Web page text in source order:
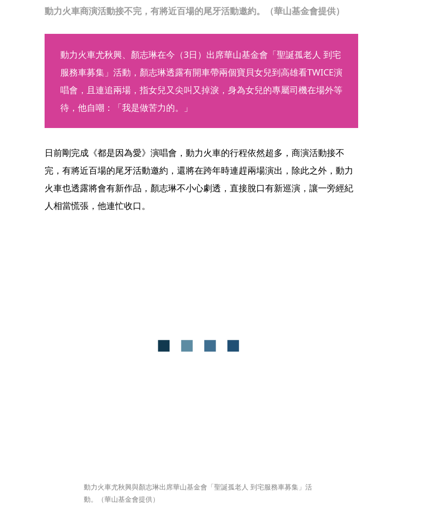
動力火車商演活動接不完，有將近百場的尾牙活動邀約。（華山基金會提供）
動力火車尤秋興、顏志琳在今（3日）出席華山基金會「聖誕孤老人 到宅
服務車募集」活動，顏志琳透露有開車帶兩個寶貝女兒到高雄看TWICE演
唱會，且連追兩場，指女兒又尖叫又掉淚，身為女兒的專屬司機在場外等
待，他自嘲：「我是做苦力的。」
日前剛完成《都是因為愛》演唱會，動力火車的行程依然超多，商演活動接不
完，有將近百場的尾牙活動邀約，還將在跨年時連趕兩場演出，除此之外，動力
火車也透露將會有新作品，顏志琳不小心劇透，直接脫口有新巡演，讓一旁經紀
人相當慌張，他連忙收口。
動力火車尤秋興與顏志琳出席華山基金會「聖誕孤老人 到宅服務車募集」活
動。（華山基金會提供）